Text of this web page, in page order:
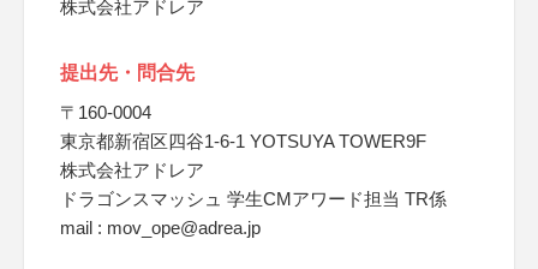
株式会社アドレア
提出先・問合先
〒160-0004
東京都新宿区四谷1-6-1 YOTSUYA TOWER9F
株式会社アドレア
ドラゴンスマッシュ 学生CMアワード担当 TR係
mail : mov_ope@adrea.jp